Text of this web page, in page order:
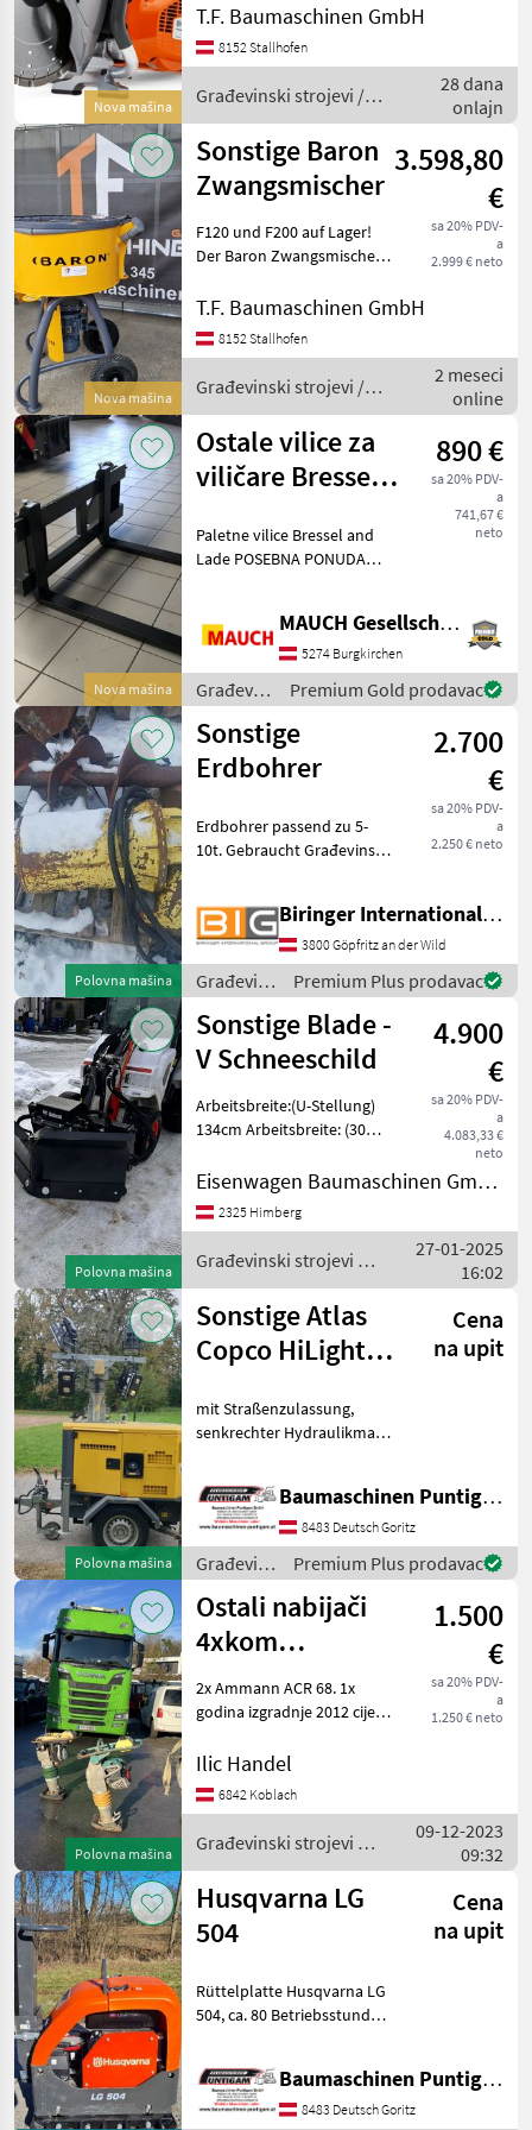
Husqvarna
Stihl
2
Montabert
1
MARKETPLACE
Marketplace
Ponude
trgovaca
Oglasi
Nova mašina
Wahl, wenn Sie einen
Trennschleifer benötigen,
dem auch unt
T.F. Baumaschinen GmbH
8152 Stallhofen
Građevinski strojevi /
Husqvarna
28 dana
onlajn
Nova mašina
Sonstige Baron
Zwangsmischer
3.598,80
€
sa 20% PDV-
a
2.999 € neto
F120 und F200 auf Lager!
Der Baron Zwangsmischer
Profis. Er überzeugt durch
Kraftreserven, eine schnelle
T.F. Baumaschinen GmbH
8152 Stallhofen
Građevinski strojevi /
Sonstige
2 meseci
online
Nova mašina
Ostale vilice za
viličare Bressel &
PONUDA 1000
890 €
sa 20% PDV-
a
741,67 €
neto
Paletne vilice Bressel and
Lade POSEBNA PONUDA
viličar / paletne vilice -
Širina za čvrsti materijal 120
cm - Zupci
MAUCH Gesellschaft m.b.H. & Co.KG
5274 Burgkirchen
Građevinski
strojevi /
Sonstige
Premium Gold prodavac
Polovna mašina
Sonstige
Erdbohrer
2.700
€
sa 20% PDV-
a
2.250 € neto
Erdbohrer passend zu 5-
10t. Gebraucht Građevinski
Biringer International GmbH
3800 Göpfritz an der Wild
Građevinski
strojevi /
Sonstige
Premium Plus prodavac
Polovna mašina
Sonstige Blade -
V Schneeschild
4.900
€
sa 20% PDV-
a
4.083,33 €
neto
Arbeitsbreite:(U-Stellung)
134cm Arbeitsbreite: (30
Arbeitsbreite: (V-Stellung)
grad Aufnahme Bobcat
Eisenwagen Baumaschinen GmbH
2325 Himberg
Građevinski strojevi /
Sonstige
27-01-2025
16:02
Polovna mašina
Sonstige Atlas
Copco HiLight
Cena
na upit
mit Straßenzulassung,
senkrechter Hydraulikmast
Windgeschwindigkeit 80
km/h, Ausleuchtungsfläche
durchschnittlich 5000 m²,
Nen
Baumaschinen Puntigam GmbH
8483 Deutsch Goritz
Građevinski
strojevi /
Sonstige
Premium Plus prodavac
Polovna mašina
Ostali nabijači
4xkom
2xAmmann ACR
68 2xWacker
1.500
€
sa 20% PDV-
a
1.250 € neto
2x Ammann ACR 68. 1x
godina izgradnje 2012 cijena
2014 cijena 1450€. gnječilica
NABIJAČ BS60
Ilic Handel
6842 Koblach
Građevinski strojevi /
Sonstige
09-12-2023
09:32
Husqvarna LG
504
Cena
na upit
Rüttelplatte Husqvarna LG
504, ca. 80 Betriebsstunden,
Baumaschinen Puntigam
GmbH Unser Spezialgebiet:
Baumaschinen Puntigam GmbH
8483 Deutsch Goritz